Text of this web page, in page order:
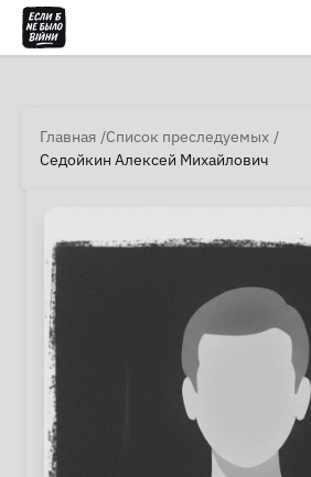
Главная Список преследуемых
Седойкин Алексей Михайлович